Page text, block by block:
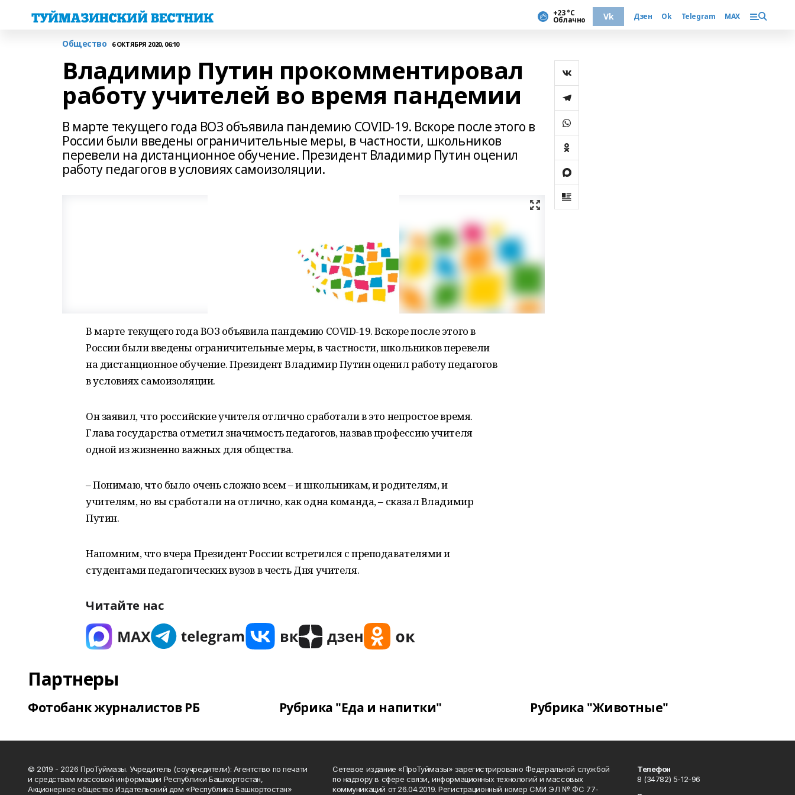
+23 °С
Облачно Vk Дзен Ok Telegram MAX
Общество 6 ОКТЯБРЯ 2020, 06:10
Владимир Путин прокомментировал
работу учителей во время пандемии
В марте текущего года ВОЗ объявила пандемию COVID-19. Вскоре после этого в
России были введены ограничительные меры, в частности, школьников
перевели на дистанционное обучение. Президент Владимир Путин оценил
работу педагогов в условиях самоизоляции.
В марте текущего года ВОЗ объявила пандемию COVID-19. Вскоре после этого в
России были введены ограничительные меры, в частности, школьников перевели
на дистанционное обучение. Президент Владимир Путин оценил работу педагогов
в условиях самоизоляции.
Он заявил, что российские учителя отлично сработали в это непростое время.
Глава государства отметил значимость педагогов, назвав профессию учителя
одной из жизненно важных для общества.
– Понимаю, что было очень сложно всем – и школьникам, и родителям, и
учителям, но вы сработали на отлично, как одна команда, – сказал Владимир
Путин.
Напомним, что вчера Президент России встретился с преподавателями и
студентами педагогических вузов в честь Дня учителя.
Читайте нас
Партнеры
Фотобанк журналистов РБ Рубрика "Еда и напитки" Рубрика "Животные"
© 2019 - 2026 ПроТуймазы. Учредитель (соучредители): Агентство по печати
и средствам массовой информации Республики Башкортостан,
Акционерное общество Издательский дом «Республика Башкортостан»
Сетевое издание «ПроТуймазы» зарегистрировано Федеральной службой
по надзору в сфере связи, информационных технологий и массовых
коммуникаций от 26.04.2019. Регистрационный номер СМИ ЭЛ № ФС 77-
Телефон
8 (34782) 5-12-96